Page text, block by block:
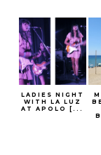
LADIES NIGHT
WITH LA LUZ
AT APOLO [...